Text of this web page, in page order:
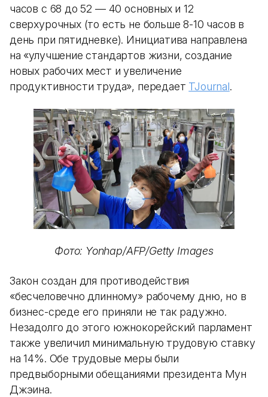
часов с 68 до 52 — 40 основных и 12
сверхурочных (то есть не больше 8-10 часов в
день при пятидневке). Инициатива направлена
на «улучшение стандартов жизни, создание
новых рабочих мест и увеличение
продуктивности труда», передает TJournal.
Фото: Yonhap/AFP/Getty Images
Закон создан для противодействия
«бесчеловечно длинному» рабочему дню, но в
бизнес-среде его приняли не так радужно.
Незадолго до этого южнокорейский парламент
также увеличил минимальную трудовую ставку
на 14%. Обе трудовые меры были
предвыборными обещаниями президента Мун
Джэина.